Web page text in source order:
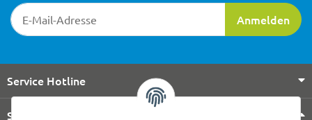
Newsletter-Registrierung
Anmelden
Service Hotline
Shop Service